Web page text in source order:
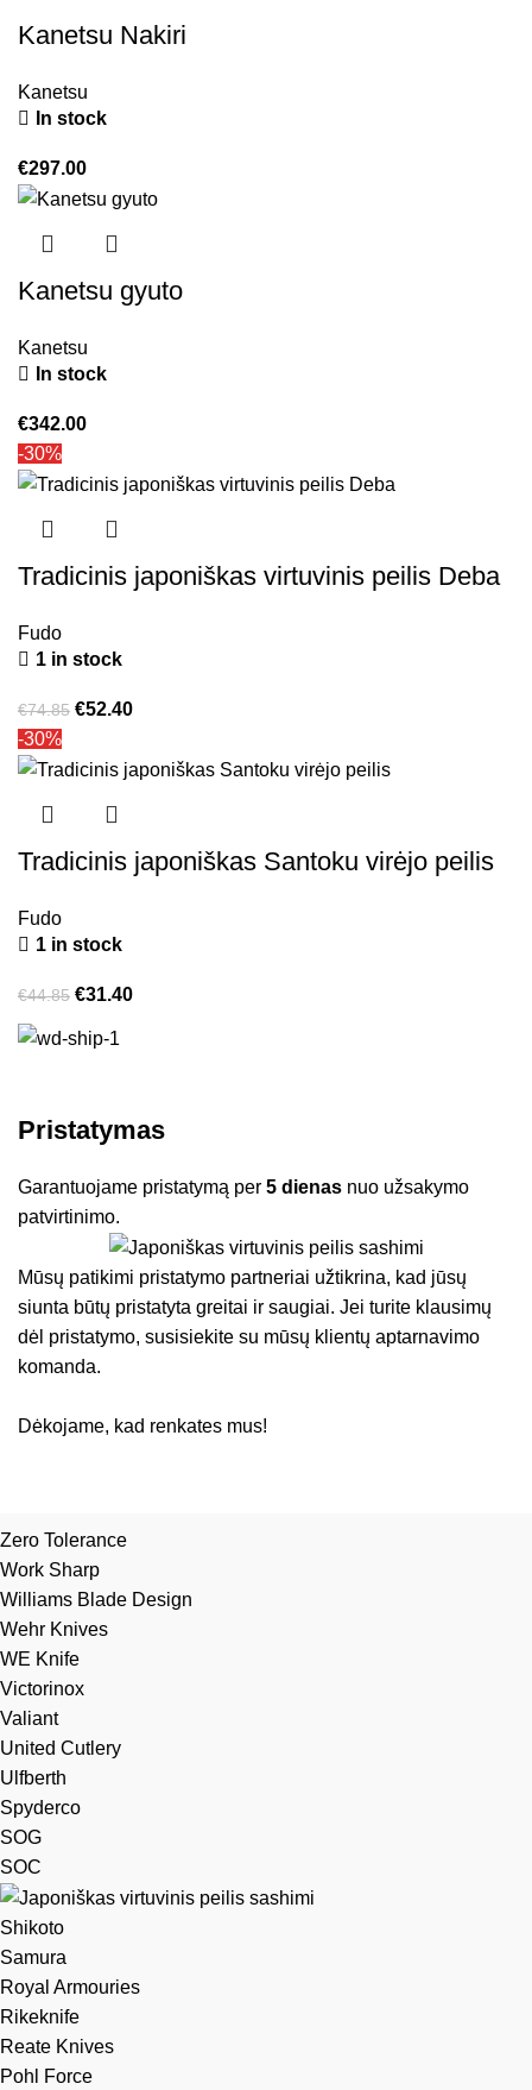
Kanetsu Nakiri
Kanetsu
In stock
€297.00
Kanetsu gyuto
Kanetsu
In stock
€342.00
-30%
Tradicinis japoniškas virtuvinis peilis Deba
Fudo
1 in stock
€74.85 €52.40
-30%
Tradicinis japoniškas Santoku virėjo peilis
Fudo
1 in stock
€44.85 €31.40
Pristatymas
Garantuojame pristatymą per5 dienas nuo užsakymo
patvirtinimo.
Mūsų patikimi pristatymo partneriai užtikrina, kad jūsų
siunta būtų pristatyta greitai ir saugiai. Jei turite klausimų
dėl pristatymo, susisiekite su mūsų klientų aptarnavimo
komanda.
Dėkojame, kad renkates mus!
Zero Tolerance
Work Sharp
Williams Blade Design
Wehr Knives
WE Knife
Victorinox
Valiant
United Cutlery
Ulfberth
Spyderco
SOG
SOC
Shikoto
Samura
Royal Armouries
Rikeknife
Reate Knives
Pohl Force